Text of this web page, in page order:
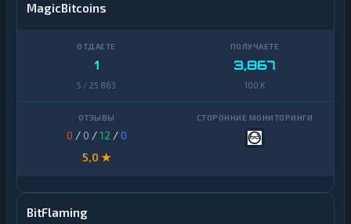
MagicBitcoins
1
5 / 25 863
3,867
100 K
0 / 0 /12 /0
5,0 ★
BitFlaming